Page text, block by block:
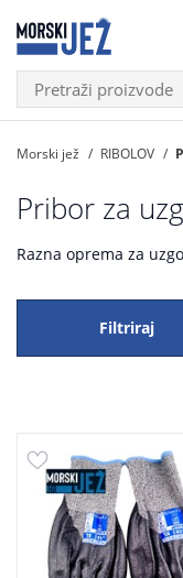
Morski jež RIBOLOV
Pribor za
Razna oprema za
Filtriraj